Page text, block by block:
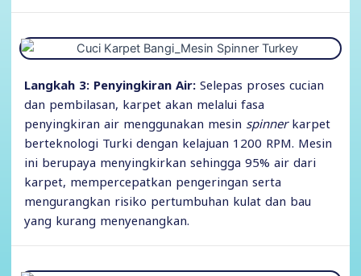
Langkah 3: Penyingkiran Air:Selepas proses cucian
dan pembilasan, karpet akan melalui fasa
penyingkiran air menggunakan mesin spinnerkarpet
berteknologi Turki dengan kelajuan 1200 RPM. Mesin
ini berupaya menyingkirkan sehingga 95% air dari
karpet, mempercepatkan pengeringan serta
mengurangkan risiko pertumbuhan kulat dan bau
yang kurang menyenangkan.